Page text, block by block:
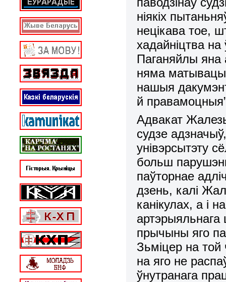
ніякіх
нецікава тое,
хадайніцтва
Паганяйлы яна
няма
нашыя
й
Адвакат
судзе
унівэрсытэту
больш
паўторнае
дзень, калі
канікулах, а і
артэрыяльнага
прычыны яго
Зьміцер на той
на яго не
ўнутранага